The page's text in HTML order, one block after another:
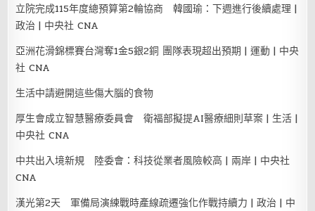
立院完成115年度總預算第2輪協商 韓國瑜：下週進行後續處理 |
政治 | 中央社 CNA
亞洲花滑錦標賽台灣奪1金5銀2銅 團隊表現超出預期 | 運動 | 中央
社 CNA
生活中請避開這些傷大腦的食物
厚生會成立智慧醫療委員會 衛福部擬提AI醫療細則草案 | 生活 |
中央社 CNA
中共出入境新規 陸委會：科技從業者風險較高 | 兩岸 | 中央社
CNA
漢光第2天 軍備局演練戰時產線疏遷強化作戰持續力 | 政治 | 中